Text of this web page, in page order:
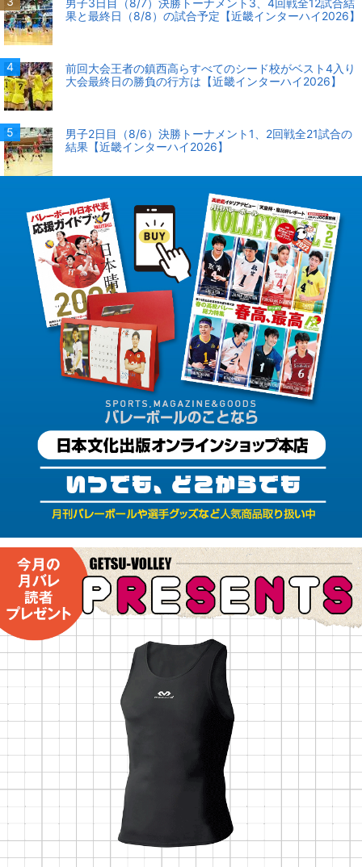
果と最終日（8/8）の試合予定【近畿インターハイ2026】
前回大会王者の鎮西高らすべてのシード校がベスト4入り
大会最終日の勝負の行方は【近畿インターハイ2026】
男子2日目（8/6）決勝トーナメント1、2回戦全21試合の
結果【近畿インターハイ2026】